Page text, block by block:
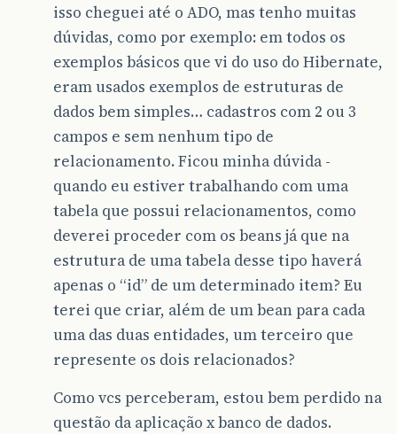
isso cheguei até o ADO, mas tenho muitas
dúvidas, como por exemplo: em todos os
exemplos básicos que vi do uso do Hibernate,
eram usados exemplos de estruturas de
dados bem simples… cadastros com 2 ou 3
campos e sem nenhum tipo de
relacionamento. Ficou minha dúvida -
quando eu estiver trabalhando com uma
tabela que possui relacionamentos, como
deverei proceder com os beans já que na
estrutura de uma tabela desse tipo haverá
apenas o “id” de um determinado item? Eu
terei que criar, além de um bean para cada
uma das duas entidades, um terceiro que
represente os dois relacionados?
Como vcs perceberam, estou bem perdido na
questão da aplicação x banco de dados.